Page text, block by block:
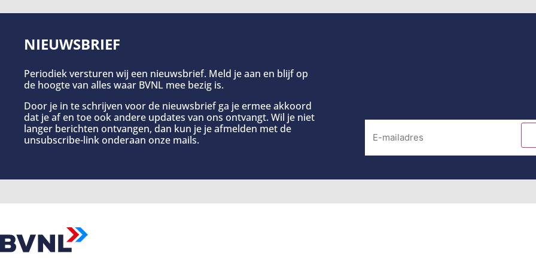
NIEUWSBRIEF
Periodiek versturen wij een nieuwsbrief. Meld je aan en blijf op
de hoogte van alles waar BVNL mee bezig is.
Door je in te schrijven voor de nieuwsbrief ga je ermee akkoord
dat je af en toe ook andere updates van ons ontvangt. Wil je niet
langer berichten ontvangen, dan kun je je afmelden met de
unsubscribe-link onderaan onze mails.